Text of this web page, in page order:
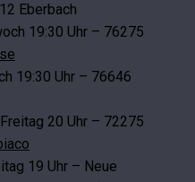
Eberbach
19:30 Uhr – 76275
19:30 Uhr – 76646
20 Uhr – 72275
19 Uhr – Neue